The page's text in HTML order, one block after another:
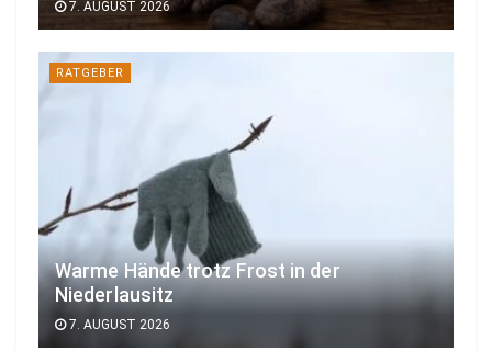
7. AUGUST 2026
RATGEBER
Warme Hände trotz Frost in der
Niederlausitz
7. AUGUST 2026